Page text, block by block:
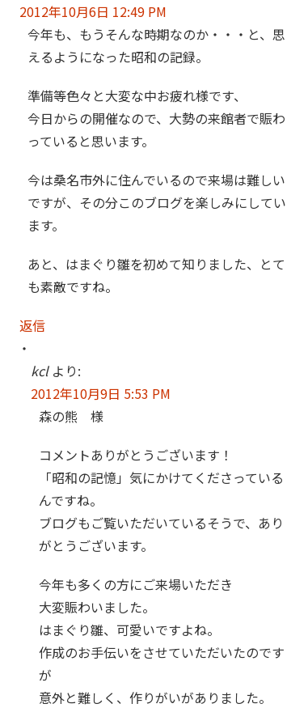
2012年10月6日 12:49 PM
今年も、もうそんな時期なのか・・・と、思
えるようになった昭和の記録。
準備等色々と大変な中お疲れ様です、
今日からの開催なので、大勢の来館者で賑わ
っていると思います。
今は桑名市外に住んでいるので来場は難しい
ですが、その分このブログを楽しみにしてい
ます。
あと、はまぐり雛を初めて知りました、とて
も素敵ですね。
返信
kcl より:
2012年10月9日 5:53 PM
森の熊 様
コメントありがとうございます！
「昭和の記憶」気にかけてくださっている
んですね。
ブログもご覧いただいているそうで、あり
がとうございます。
今年も多くの方にご来場いただき
大変賑わいました。
はまぐり雛、可愛いですよね。
作成のお手伝いをさせていただいたのです
が
意外と難しく、作りがいがありました。